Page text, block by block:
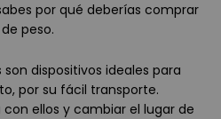
por qué deberías comprar
peso.
dispositivos ideales para
por su fácil transporte.
ellos y cambiar el lugar de